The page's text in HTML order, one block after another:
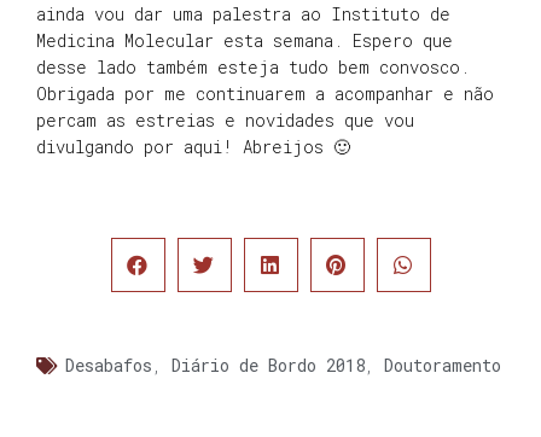
ainda vou dar uma palestra ao Instituto de
Medicina Molecular esta semana. Espero que
desse lado também esteja tudo bem convosco.
Obrigada por me continuarem a acompanhar e não
percam as estreias e novidades que vou
divulgando por aqui! Abreijos 🙂
Desabafos , Diário de Bordo 2018, Doutoramento